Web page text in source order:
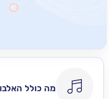
גישה
מה כולל האלבום